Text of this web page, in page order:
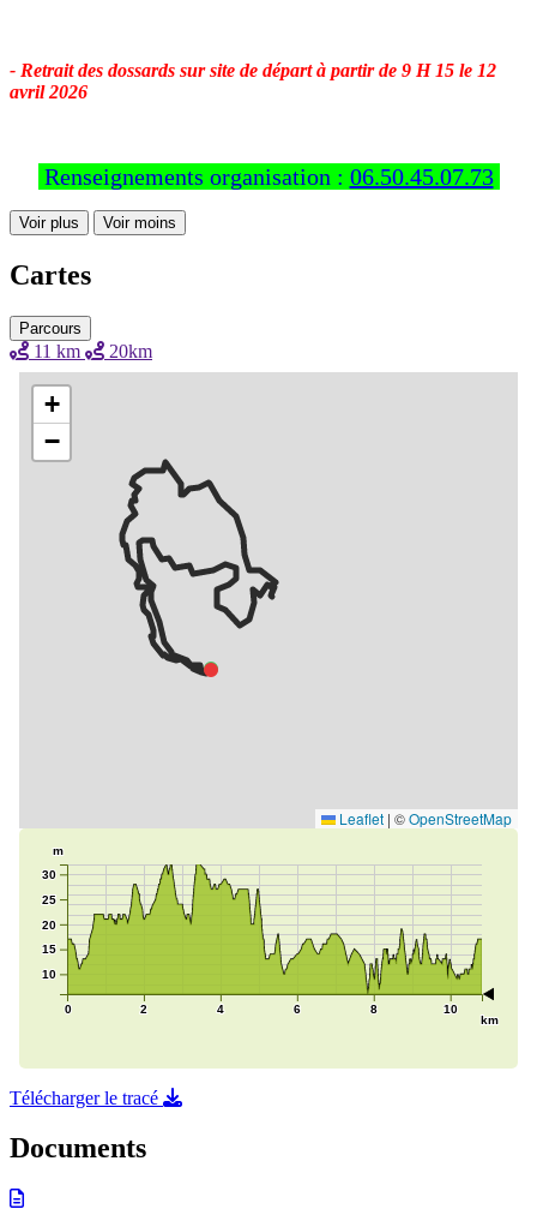
- Retrait des dossards sur site de départ à partir de 9 H 15 le 12
avril 2026
Renseignements organisation : 06.50.45.07.73
Voir plus Voir moins
Cartes
Parcours
11 km 20km
Télécharger le tracé
Documents